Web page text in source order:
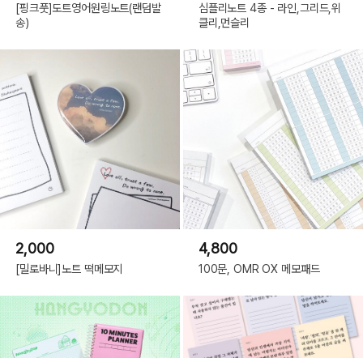
[핑크풋]도트영어원링노트(랜덤발
송)
심플리노트 4종 - 라인,그리드,위
클리,먼슬리
2,000
[밀로바니]노트 떡메모지
4,800
100문, OMR OX 메모패드